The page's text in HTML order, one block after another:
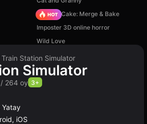
Piece of Cake: Merge & Bake
Imposter 3D online horror
Wild Love
Train Station Simulator
Simulator
/ 264 oy 3+
Yatay
iOS